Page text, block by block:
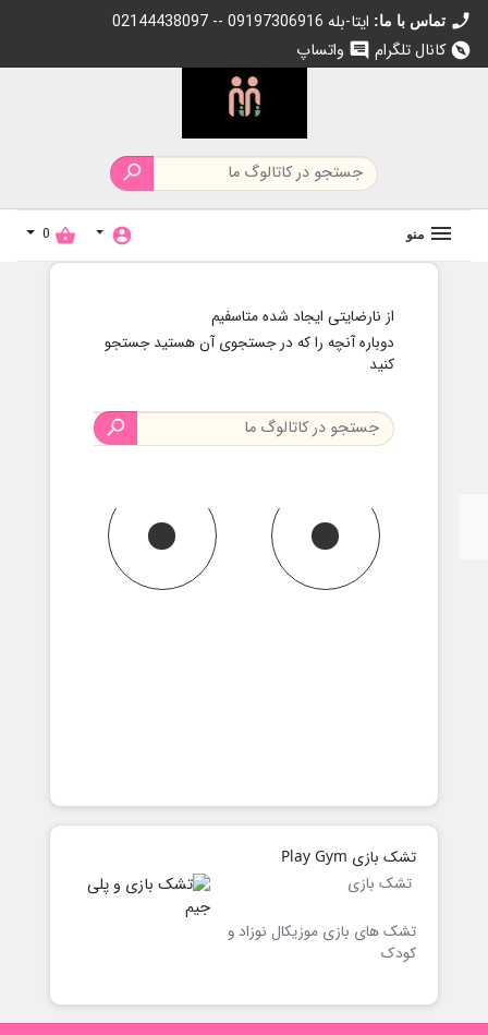
تماس با ما: 02144438097 -- 09197306916 ایتا-بله
کانال تلگرام chatواتساپ
منو shopping_basket
0
از نارضایتی ایجاد شده متاسفیم
دوباره آنچه را که در جستجوی آن هستید جستجو
تشک بازی Play Gym
تشک بازی
تشک های بازی موزیکال نوزاد و
کودک